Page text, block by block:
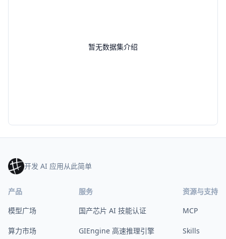
暂无数据集介绍
开发 AI 应用从此简单
产品
模型广场
算力市场
服务
国产芯片 AI 技能认证
GIEngine 高速推理引擎
资源与支持
MCP
Skills